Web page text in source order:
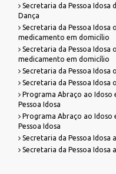
Secretaria da Pessoa Idosa
Dança
Secretaria da Pessoa Idosa
medicamento em domicílio
Secretaria da Pessoa Idosa
medicamento em domicílio
Secretaria da Pessoa Idosa
Secretaria da Pessoa Idosa
Programa Abraço ao Idoso
Pessoa Idosa
Programa Abraço ao Idoso
Pessoa Idosa
Secretaria da Pessoa Idosa
Secretaria da Pessoa Idosa